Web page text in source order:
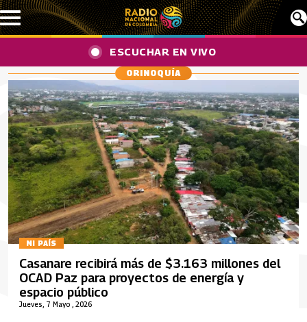
Pasar al contenido principal
ESCUCHAR EN VIVO
ORINOQUÍA
MI PAÍS
Jueves, 7 Mayo , 2026
Casanare recibirá más de $3.163 millones del
OCAD Paz para proyectos de energía y
espacio público